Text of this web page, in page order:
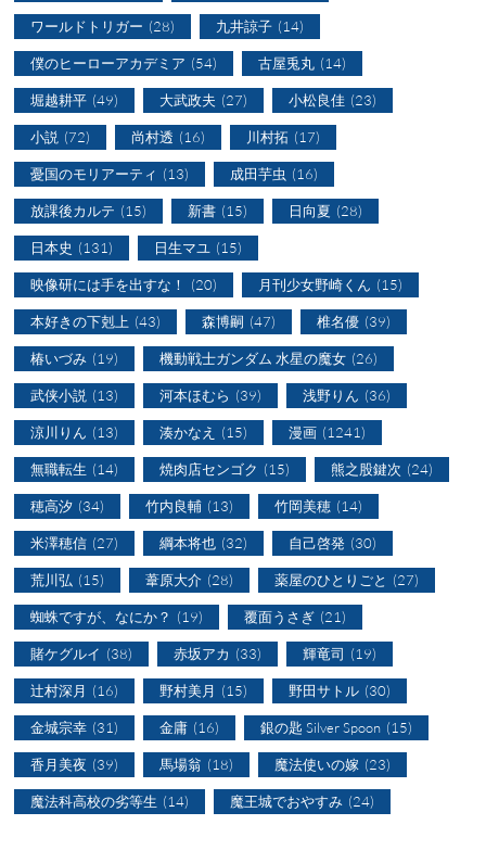
ワールドトリガー (28) 九井諒子 (14)
僕のヒーローアカデミア (54) 古屋兎丸 (14)
堀越耕平 (49) 大武政夫 (27) 小松良佳 (23)
小説 (72) 尚村透 (16) 川村拓 (17)
憂国のモリアーティ (13) 成田芋虫 (16)
放課後カルテ (15) 新書 (15) 日向夏 (28)
日本史 (131) 日生マユ (15)
映像研には手を出すな！ (20) 月刊少女野崎くん (15)
本好きの下剋上 (43) 森博嗣 (47) 椎名優 (39)
椿いづみ (19) 機動戦士ガンダム 水星の魔女 (26)
武侠小説 (13) 河本ほむら (39) 浅野りん (36)
涼川りん (13) 湊かなえ (15) 漫画 (1241)
無職転生 (14) 焼肉店センゴク (15) 熊之股鍵次 (24)
穂高汐 (34) 竹内良輔 (13) 竹岡美穂 (14)
米澤穂信 (27) 綱本将也 (32) 自己啓発 (30)
荒川弘 (15) 葦原大介 (28) 薬屋のひとりごと (27)
蜘蛛ですが、なにか？ (19) 覆面うさぎ (21)
賭ケグルイ (38) 赤坂アカ (33) 輝竜司 (19)
辻村深月 (16) 野村美月 (15) 野田サトル (30)
金城宗幸 (31) 金庸 (16) 銀の匙 Silver Spoon (15)
香月美夜 (39) 馬場翁 (18) 魔法使いの嫁 (23)
魔法科高校の劣等生 (14) 魔王城でおやすみ (24)